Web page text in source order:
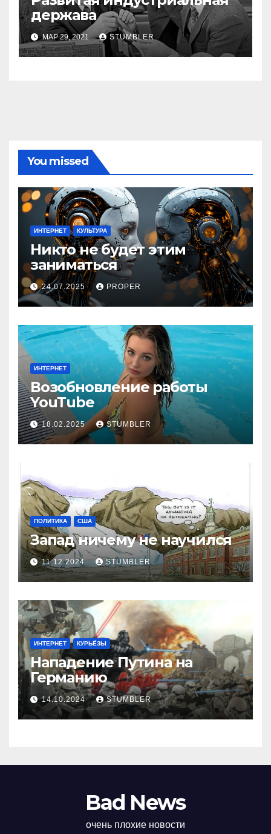
держава
МАР 29, 2021 STUMBLER
You missed
ИНТЕРНЕТ КУЛЬТУРА
Никто не будет этим
заниматься
24.07.2025 PROPER
ИНТЕРНЕТ
Возобновление работы
YouТube
18.02.2025 STUMBLER
ПОЛИТИКА США
Запад ничему не научился
11.12.2024 STUMBLER
ИНТЕРНЕТ КУРЬЁЗЫ
Нападение Путина на
Германию
14.10.2024 STUMBLER
Bad News
очень плохие новости